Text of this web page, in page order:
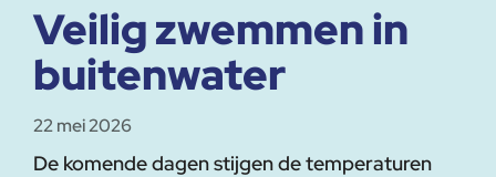
Veilig zwemmen in
buitenwater
22 mei 2026
De komende dagen stijgen de temperaturen